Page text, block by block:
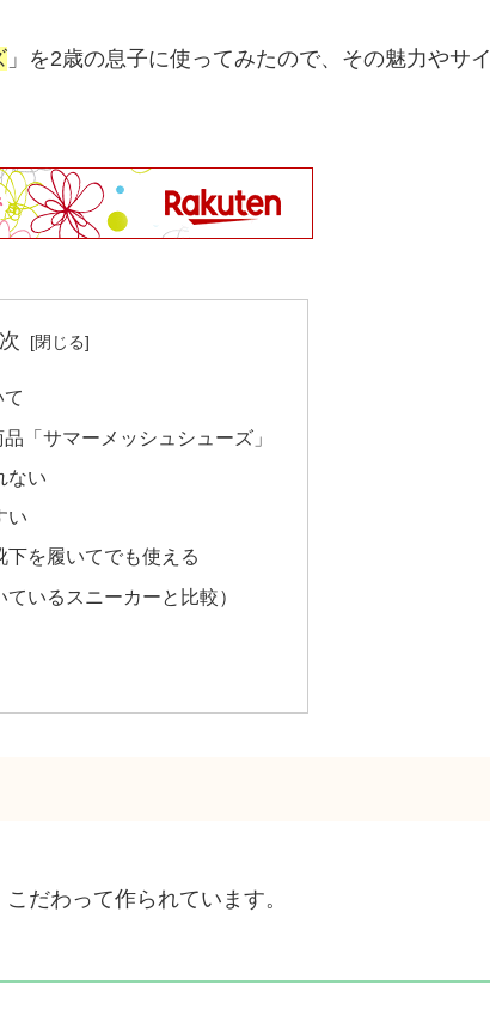
」を2歳の息子に使ってみたので、その魅力やサイ
「サマーメッシュシューズ」
ない
い
下を履いてでも使える
いるスニーカーと比較）
だわって作られています。